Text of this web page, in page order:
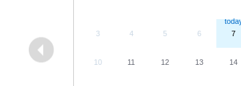
3 4 5 6 7
10 11 12 13 14